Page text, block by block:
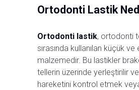
Ortodonti Lastik
Ortodonti lastik, ortodonti
sırasında kullanılan küçük
malzemedir. Bu lastikler
tellerin üzerinde yerleştirilir
hareketini kontrol etmek